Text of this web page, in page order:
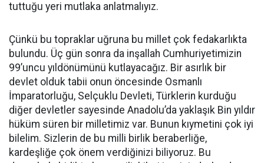
tuttuğu yeri mutlaka anlatmalıyız.
Çünkü bu topraklar uğruna bu millet çok fedakarlıkta
bulundu. Üç gün sonra da inşallah Cumhuriyetimizin
99’uncu yıldönümünü kutlayacağız. Bir asırlık bir
devlet olduk tabii onun öncesinde Osmanlı
İmparatorluğu, Selçuklu Devleti, Türklerin kurduğu
diğer devletler sayesinde Anadolu’da yaklaşık Bin yıldır
hüküm süren bir milletimiz var. Bunun kıymetini çok iyi
bilelim. Sizlerin de bu milli birlik beraberliğe,
kardeşliğe çok önem verdiğinizi biliyoruz. Bu